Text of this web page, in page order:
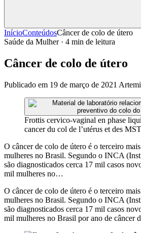
InícioConteúdosCâncer de colo de útero
Saúde da Mulher · 4 min de leitura
Câncer de colo de útero
Publicado em 19 de março de 2021
Frottis cervico-vaginal en phase
cancer du col de l’utérus et des
O câncer de colo de útero é o terceiro
mulheres no Brasil. Segundo o INCA
são diagnosticados cerca 17 mil casos
mil mulheres no…
O câncer de colo de útero é o terceiro
mulheres no Brasil. Segundo o INCA
são diagnosticados cerca 17 mil casos
mil mulheres no Brasil por ano de câncer